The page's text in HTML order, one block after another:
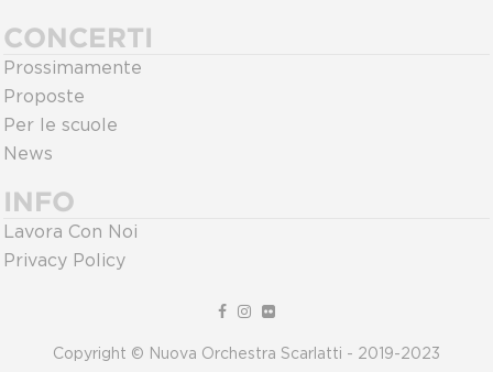
CONCERTI
Prossimamente
Proposte
Per le scuole
News
INFO
Lavora Con Noi
Privacy Policy
Copyright © Nuova Orchestra Scarlatti - 2019-2023